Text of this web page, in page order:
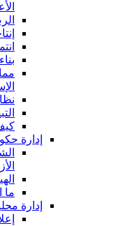
إدارة
ما
إدارة